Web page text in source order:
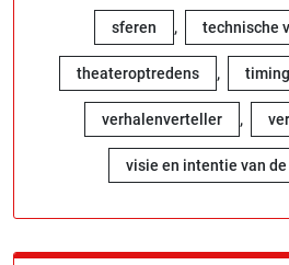
sferen , technische
theateroptredens , timing
verhalenverteller ,
visie en intentie van